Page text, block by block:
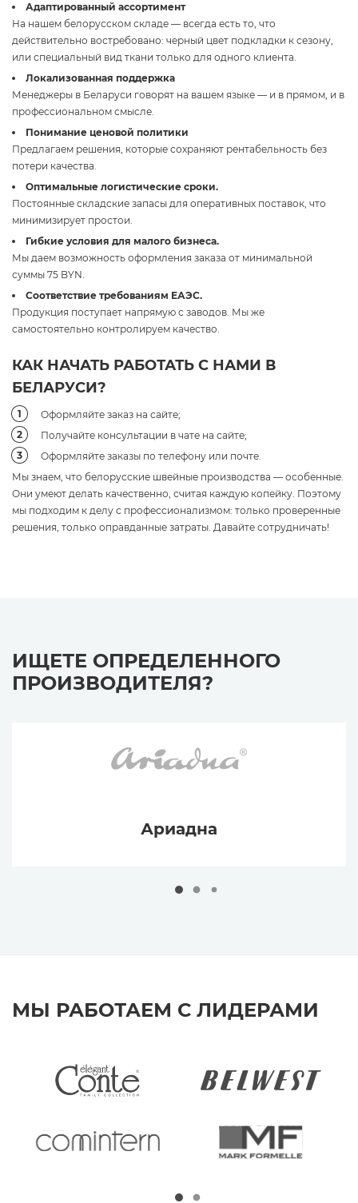
Адаптированный ассортимент
На нашем белорусском складе — всегда есть то, что
действительно востребовано: черный цвет подкладки к сезону,
или специальный вид ткани только для одного клиента.
Локализованная поддержка
Менеджеры в Беларуси говорят на вашем языке — и в прямом, и в
профессиональном смысле.
Понимание ценовой политики
Предлагаем решения, которые сохраняют рентабельность без
потери качества.
Оптимальные логистические сроки.
Постоянные складские запасы для оперативных поставок, что
минимизирует простои.
Гибкие условия для малого бизнеса.
Мы даем возможность оформления заказа от минимальной
суммы 75 BYN.
Соответствие требованиям ЕАЭС.
Продукция поступает напрямую с заводов. Мы же
самостоятельно контролируем качество.
КАК НАЧАТЬ РАБОТАТЬ С НАМИ В
БЕЛАРУСИ?
Оформляйте заказ на сайте;
Получайте консультации в чате на сайте;
Оформляйте заказы по телефону или почте.
Мы знаем, что белорусские швейные производства — особенные.
Они умеют делать качественно, считая каждую копейку. Поэтому
мы подходим к делу с профессионализмом: только проверенные
решения, только оправданные затраты. Давайте сотрудничать!
ИЩЕТЕ ОПРЕДЕЛЕННОГО
ПРОИЗВОДИТЕЛЯ?
Ариадна
МЫ РАБОТАЕМ С ЛИДЕРАМИ